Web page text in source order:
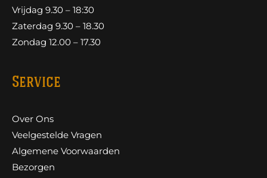
Vrijdag 9.30 – 18:30
Zaterdag 9.30 – 18.30
Zondag 12.00 – 17.30
Service
Over Ons
Veelgestelde Vragen
Algemene Voorwaarden
Bezorgen